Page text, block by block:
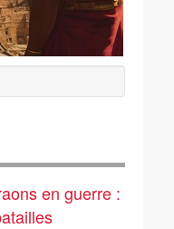
en guerre :